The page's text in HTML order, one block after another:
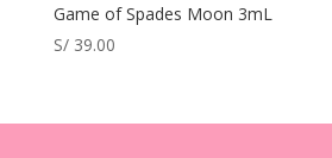
Game of Spades Moon 3mL
S/39.00